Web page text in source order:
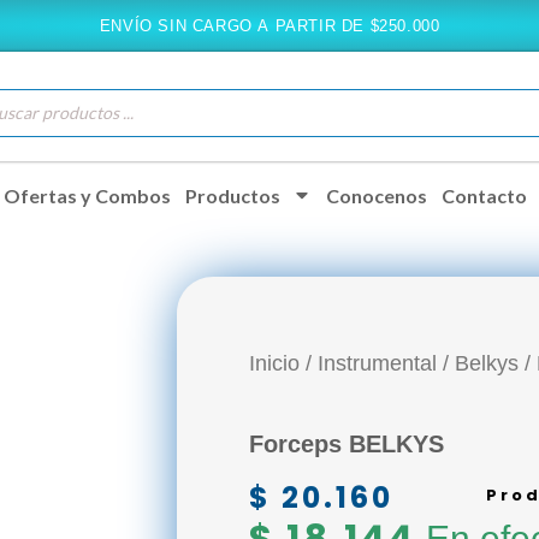
ENVÍO SIN CARGO A PARTIR DE $250.000
Ofertas y Combos Productos Conocenos Contacto
Inicio / Instrumental / Belkys /
Forceps BELKYS
$ 20.160